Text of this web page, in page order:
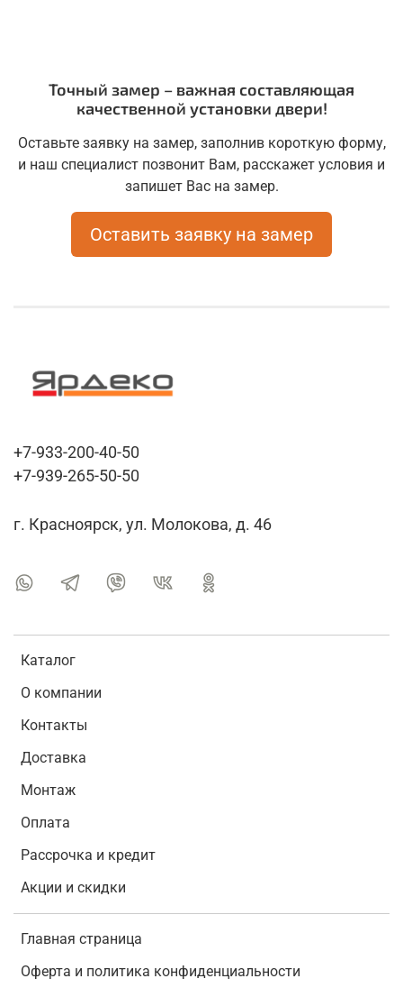
Точный замер – важная составляющая
качественной установки двери!
Оставьте заявку на замер, заполнив короткую форму,
и наш специалист позвонит Вам, расскажет условия и
запишет Вас на замер.
Оставить заявку на замер
Каталог
О компании
Контакты
Доставка
Монтаж
Оплата
Рассрочка и кредит
Акции и скидки
Главная страница
Оферта и политика конфиденциальности
+7-933-200-40-50
+7-939-265-50-50
г. Красноярск, ул. Молокова, д. 46